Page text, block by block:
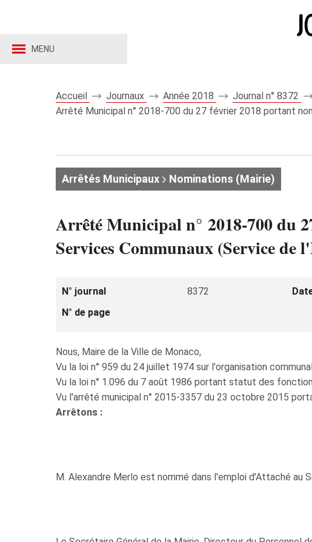
MENU
Accueil Journaux Année 2018
Journal n° 8372
Arrêté Municipal n° 2018-700 du 27 février 2018 portant
Arrêtés Municipaux Nominations (Mairie)
Arrêté Municipal n° 2018-700 du
Services Communaux (Service
N° journal 8372
N° de page
Nous, Maire de la Ville de Monaco,
Vu la loi n° 959 du 24 juillet 1974 sur l'organisation
Vu la loi n° 1.096 du 7 août 1986 portant statut des
Vu l'arrêté municipal n° 2015-3357 du 23 octobre 2015
Arrêtons :
M. Alexandre Merlo est nommé dans l'emploi d'Attaché